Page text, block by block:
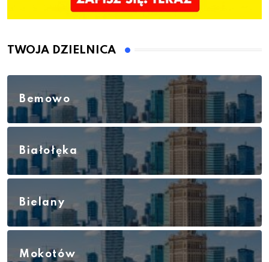
TWOJA DZIELNICA
Bemowo
Białołęka
Bielany
Mokotów